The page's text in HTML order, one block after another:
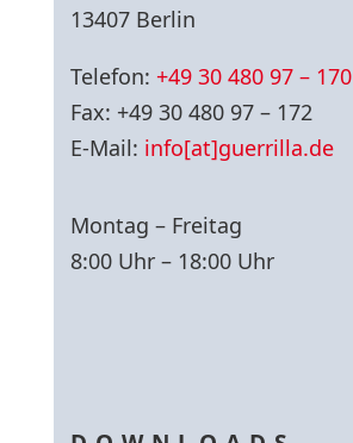
13407 Berlin
Telefon: +49 30 480 97 – 170
Fax: +49 30 480 97 – 172
E-Mail: info[at]guerrilla.de
Montag – Freitag
8:00 Uhr – 18:00 Uhr